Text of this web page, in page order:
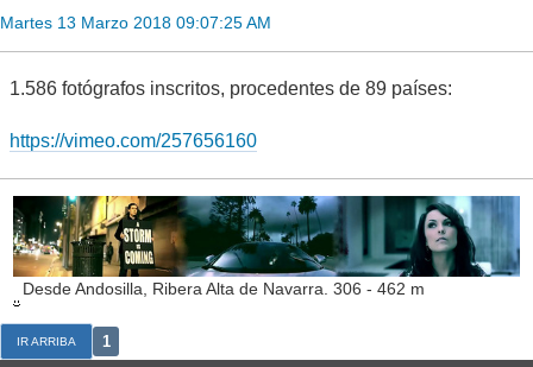
Martes 13 Marzo 2018 09:07:25 AM
1.586 fotógrafos inscritos, procedentes de 89 países:
https://vimeo.com/257656160
Desde Andosilla, Ribera Alta de Navarra. 306 - 462 m
IR ARRIBA 1